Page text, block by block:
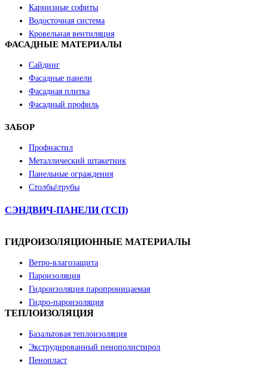
Карнизные софиты
Водосточная система
Кровельная вентиляция
ФАСАДНЫЕ МАТЕРИАЛЫ
Сайдинг
Фасадные панели
Фасадная плитка
Фасадный профиль
ЗАБОР
Профнастил
Металлический штакетник
Панельные ограждения
Столбы\трубы
СЭНДВИЧ-ПАНЕЛИ (ТСП)
ГИДРОИЗОЛЯЦИОННЫЕ МАТЕРИАЛЫ
Ветро-влагозащита
Пароизоляция
Гидроизоляция паропроницаемая
Гидро-пароизоляция
ТЕПЛОИЗОЛЯЦИЯ
Базальтовая теплоизоляция
Экструдированный пенополистирол
Пенопласт